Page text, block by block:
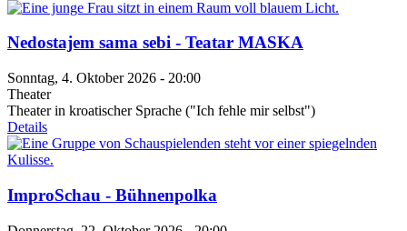
Nedostajem sama sebi - Teatar MASKA
Sonntag, 4. Oktober 2026 - 20:00
Theater
Theater in kroatischer Sprache ("Ich fehle mir selbst")
Details
ImproSchau - Bühnenpolka